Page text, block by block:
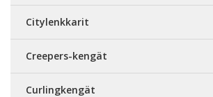
Citylenkkarit
Creepers-kengät
Curlingkengät